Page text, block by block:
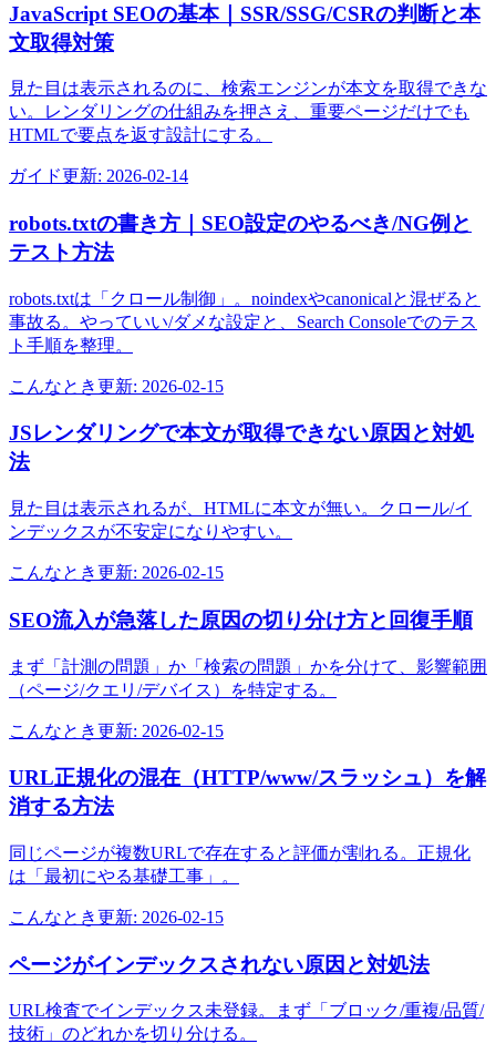
JavaScript SEOの基本｜SSR/SSG/CSRの判断と本
文取得対策
見た目は表示されるのに、検索エンジンが本文を取得できな
い。レンダリングの仕組みを押さえ、重要ページだけでも
HTMLで要点を返す設計にする。
ガイド更新: 2026-02-14
robots.txtの書き方｜SEO設定のやるべき/NG例と
テスト方法
robots.txtは「クロール制御」。noindexやcanonicalと混ぜると
事故る。やっていい/ダメな設定と、Search Consoleでのテス
ト手順を整理。
こんなとき更新: 2026-02-15
JSレンダリングで本文が取得できない原因と対処
法
見た目は表示されるが、HTMLに本文が無い。クロール/イ
ンデックスが不安定になりやすい。
こんなとき更新: 2026-02-15
SEO流入が急落した原因の切り分け方と回復手順
まず「計測の問題」か「検索の問題」かを分けて、影響範囲
（ページ/クエリ/デバイス）を特定する。
こんなとき更新: 2026-02-15
URL正規化の混在（HTTP/www/スラッシュ）を解
消する方法
同じページが複数URLで存在すると評価が割れる。正規化
は「最初にやる基礎工事」。
こんなとき更新: 2026-02-15
ページがインデックスされない原因と対処法
URL検査でインデックス未登録。まず「ブロック/重複/品質/
技術」のどれかを切り分ける。